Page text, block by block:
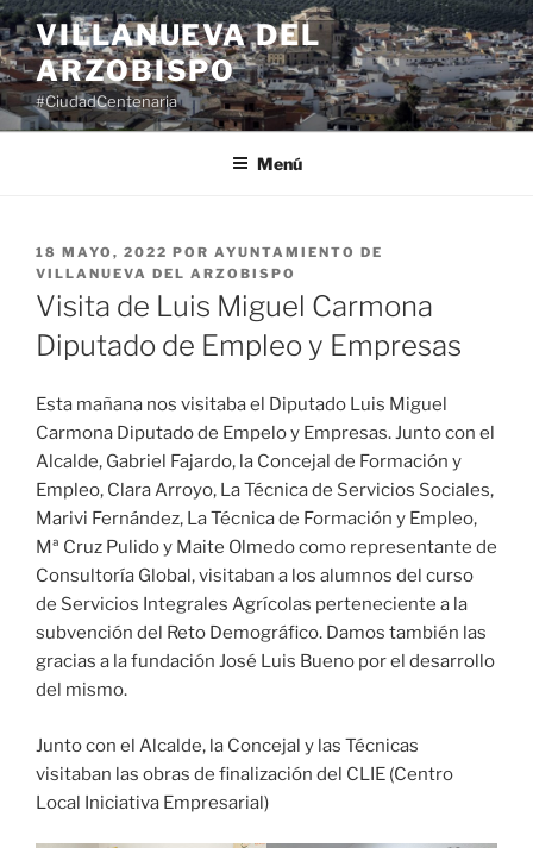
Saltar
al
contenido
VILLANUEVA DEL
ARZOBISPO
#CiudadCentenaria
Menú
PUBLICADO
EL
18 MAYO, 2022 POR AYUNTAMIENTO DE
VILLANUEVA DEL ARZOBISPO
Visita de Luis Miguel Carmona
Diputado de Empleo y Empresas
Esta mañana nos visitaba el Diputado Luis Miguel
Carmona Diputado de Empelo y Empresas. Junto con el
Alcalde, Gabriel Fajardo, la Concejal de Formación y
Empleo, Clara Arroyo, La Técnica de Servicios Sociales,
Marivi Fernández, La Técnica de Formación y Empleo,
Mª Cruz Pulido y Maite Olmedo como representante de
Consultoría Global, visitaban a los alumnos del curso
de Servicios Integrales Agrícolas perteneciente a la
subvención del Reto Demográfico. Damos también las
gracias a la fundación José Luis Bueno por el desarrollo
del mismo.
Junto con el Alcalde, la Concejal y las Técnicas
visitaban las obras de finalización del CLIE (Centro
Local Iniciativa Empresarial)